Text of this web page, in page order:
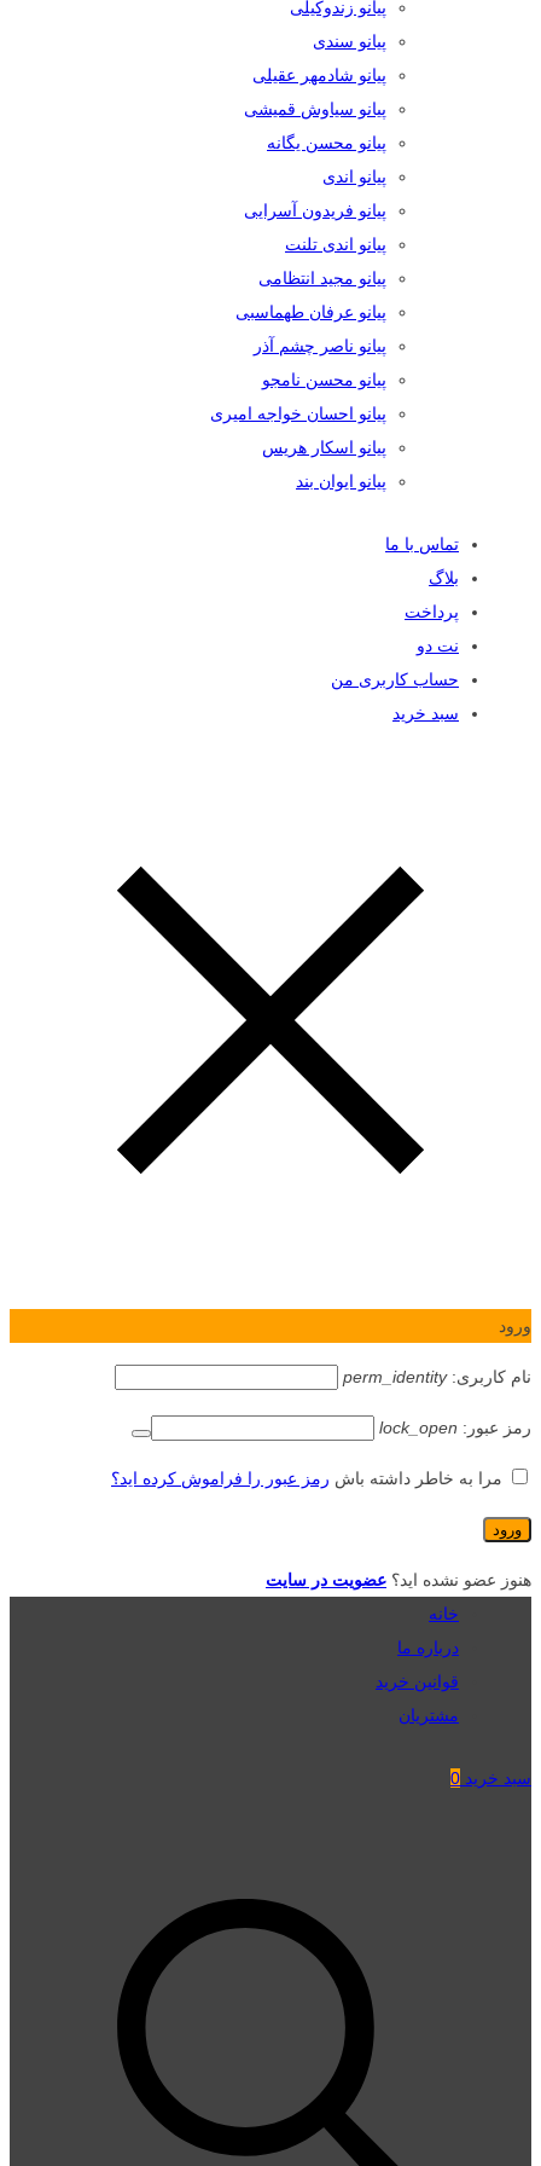
پیانو زندوکیلی
پیانو سندی
پیانو شادمهر عقیلی
پیانو سیاوش قمیشی
پیانو محسن یگانه
پیانو اندی
پیانو فریدون آسرایی
پیانو اندی تلنت
پیانو مجید انتظامی
پیانو عرفان طهماسبی
پیانو ناصر چشم آذر
پیانو محسن نامجو
پیانو احسان خواجه امیری
پیانو اسکار هریس
پیانو ایوان بند
تماس با ما
بلاگ
پرداخت
نت دو
حساب کاربری من
سبد خرید
ورود
نام کاربری:perm_identity
رمز عبور: lock_open
مرا به خاطر داشته باش رمز عبور را فراموش کرده اید؟
هنوز عضو نشده اید؟ عضویت در سایت
خانه
درباره ما
قوانین خرید
مشتریان
سبد خرید 0